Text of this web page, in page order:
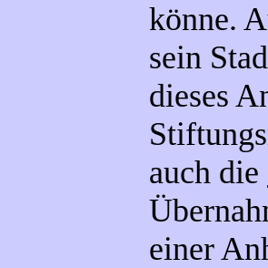
könne.
sein
dieses
auch die
einer